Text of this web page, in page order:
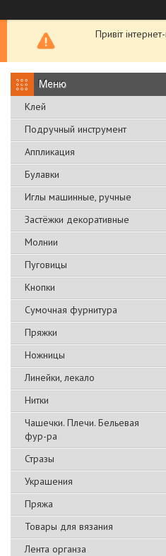
Привіт
Клей
Подручный инструмент
Аппликация
Булавки
Иглы машинные, ручные
Застёжки декоративные
Молнии
Пуговицы
Кнопки
Сумочная фурнитура
Пряжки
Ножницы
Линейки, лекало
Нитки
Чашечки. Плечи. Бельевая
фур-ра
Стразы
Украшения
Пряжа
Товары для вязания
Лента органза